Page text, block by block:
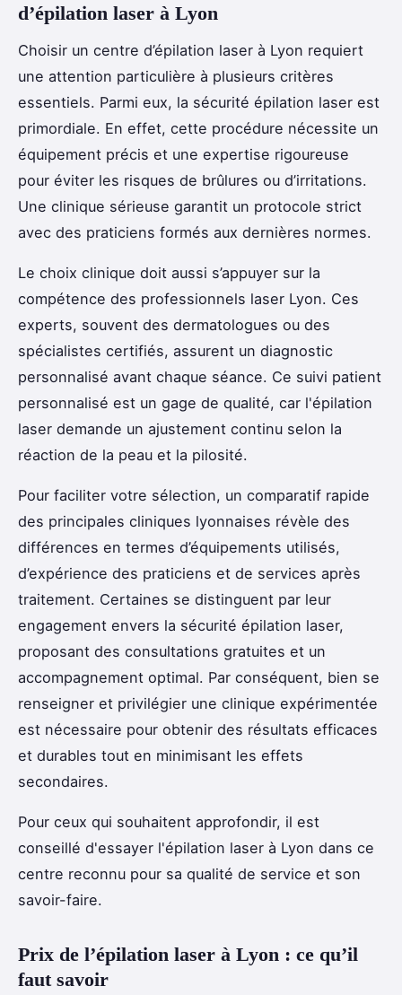
d’épilation laser à Lyon
Choisir un centre d’épilation laser à Lyon requiert
une attention particulière à plusieurs critères
essentiels. Parmi eux, la sécurité épilation laser est
primordiale. En effet, cette procédure nécessite un
équipement précis et une expertise rigoureuse
pour éviter les risques de brûlures ou d’irritations.
Une clinique sérieuse garantit un protocole strict
avec des praticiens formés aux dernières normes.
Le choix clinique doit aussi s’appuyer sur la
compétence des professionnels laser Lyon. Ces
experts, souvent des dermatologues ou des
spécialistes certifiés, assurent un diagnostic
personnalisé avant chaque séance. Ce suivi patient
personnalisé est un gage de qualité, car l'épilation
laser demande un ajustement continu selon la
réaction de la peau et la pilosité.
Pour faciliter votre sélection, un comparatif rapide
des principales cliniques lyonnaises révèle des
différences en termes d’équipements utilisés,
d’expérience des praticiens et de services après
traitement. Certaines se distinguent par leur
engagement envers la sécurité épilation laser,
proposant des consultations gratuites et un
accompagnement optimal. Par conséquent, bien se
renseigner et privilégier une clinique expérimentée
est nécessaire pour obtenir des résultats efficaces
et durables tout en minimisant les effets
secondaires.
Pour ceux qui souhaitent approfondir, il est
conseillé d'essayer l'épilation laser à Lyon dans ce
centre reconnu pour sa qualité de service et son
savoir-faire.
Prix de l’épilation laser à Lyon : ce qu’il
faut savoir